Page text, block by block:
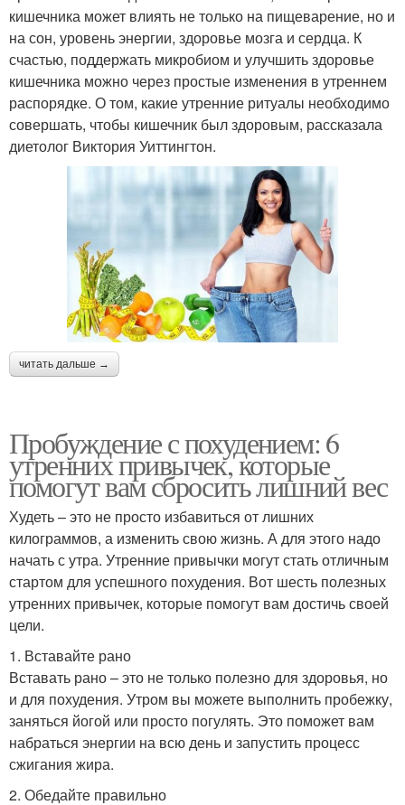
кишечника может влиять не только на пищеварение, но и
на сон, уровень энергии, здоровье мозга и сердца. К
счастью, поддержать микробиом и улучшить здоровье
кишечника можно через простые изменения в утреннем
распорядке. О том, какие утренние ритуалы необходимо
совершать, чтобы кишечник был здоровым, рассказала
диетолог Виктория Уиттингтон.
читать дальше →
Пробуждение с похудением: 6
утренних привычек, которые
помогут вам сбросить лишний вес
Худеть – это не просто избавиться от лишних
килограммов, а изменить свою жизнь. А для этого надо
начать с утра. Утренние привычки могут стать отличным
стартом для успешного похудения. Вот шесть полезных
утренних привычек, которые помогут вам достичь своей
цели.
1. Вставайте рано
Вставать рано – это не только полезно для здоровья, но
и для похудения. Утром вы можете выполнить пробежку,
заняться йогой или просто погулять. Это поможет вам
набраться энергии на всю день и запустить процесс
сжигания жира.
2. Обедайте правильно